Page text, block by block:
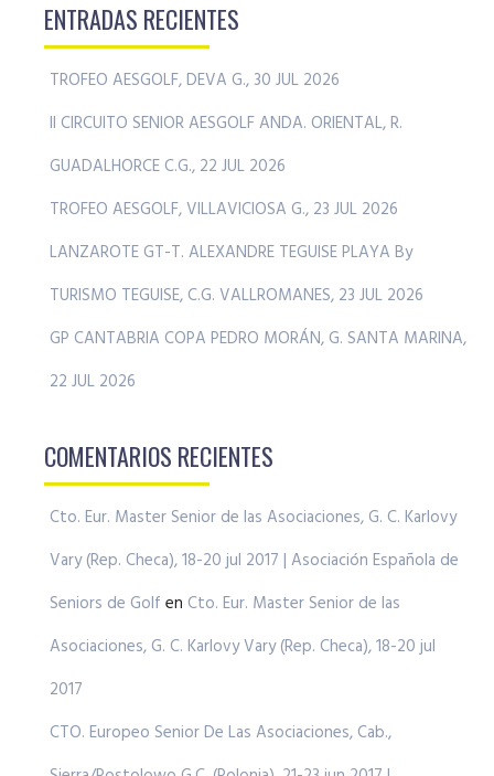
ENTRADAS RECIENTES
TROFEO AESGOLF, DEVA G., 30 JUL 2026
II CIRCUITO SENIOR AESGOLF ANDA. ORIENTAL, R.
GUADALHORCE C.G., 22 JUL 2026
TROFEO AESGOLF, VILLAVICIOSA G., 23 JUL 2026
LANZAROTE GT-T. ALEXANDRE TEGUISE PLAYA By
TURISMO TEGUISE, C.G. VALLROMANES, 23 JUL 2026
GP CANTABRIA COPA PEDRO MORÁN, G. SANTA MARINA,
22 JUL 2026
COMENTARIOS RECIENTES
Cto. Eur. Master Senior de las Asociaciones, G. C. Karlovy
Vary (Rep. Checa), 18-20 jul 2017 | Asociación Española de
Seniors de Golf en Cto. Eur. Master Senior de las
Asociaciones, G. C. Karlovy Vary (Rep. Checa), 18-20 jul
2017
CTO. Europeo Senior De Las Asociaciones, Cab.,